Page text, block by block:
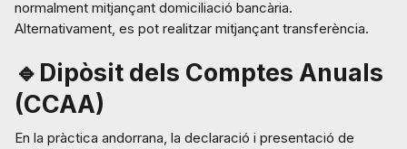
normalment mitjançant domiciliació bancària.
Alternativament, es pot realitzar mitjançant transferència.
🔹Dipòsit dels Comptes Anuals
(CCAA)
En la pràctica andorrana, la declaració i presentació de